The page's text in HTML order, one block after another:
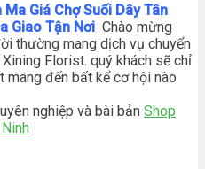
Giá Chợ Suối Dây Tân
Giao Tận Nơi Chào mừng
thường mang dịch vụ chuyển
Florist. quý khách sẽ chỉ
đến bất kể cơ hội nào
nghiệp và bài bản Shop